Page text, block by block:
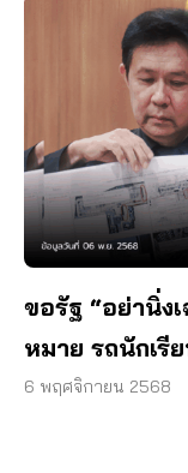
ขอรัฐ “อย่านิ่ง
หมาย รถนักเรี
6 พฤศจิกายน 2568